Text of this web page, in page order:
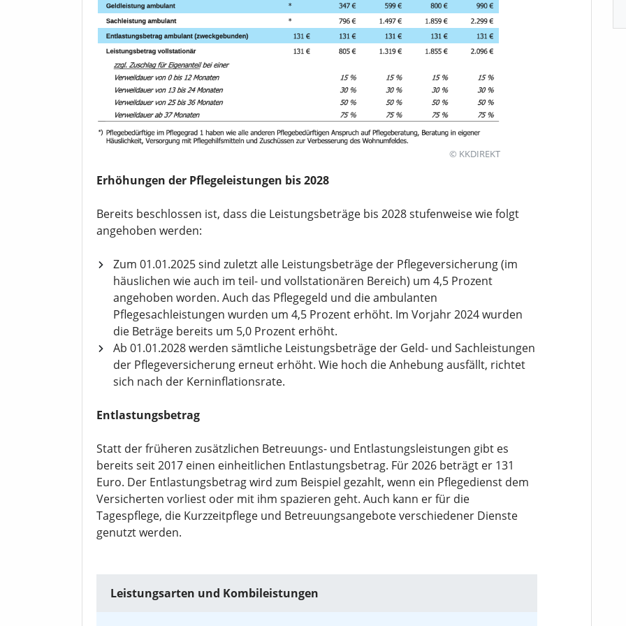
© KKDIREKT
Erhöhungen der Pflegeleistungen bis 2028
Bereits beschlossen ist, dass die Leistungsbeträge bis 2028 stufenweise wie folgt
angehoben werden:
Zum 01.01.2025 sind zuletzt alle Leistungsbeträge der Pflegeversicherung (im
häuslichen wie auch im teil- und vollstationären Bereich) um 4,5 Prozent
angehoben worden. Auch das Pflegegeld und die ambulanten
Pflegesachleistungen wurden um 4,5 Prozent erhöht. Im Vorjahr 2024 wurden
die Beträge bereits um 5,0 Prozent erhöht.
Ab 01.01.2028 werden sämtliche Leistungsbeträge der Geld- und Sachleistungen
der Pflegeversicherung erneut erhöht. Wie hoch die Anhebung ausfällt, richtet
sich nach der Kerninflationsrate.
Entlastungsbetrag
Statt der früheren zusätzlichen Betreuungs- und Entlastungsleistungen gibt es
bereits seit 2017 einen einheitlichen Entlastungsbetrag. Für 2026 beträgt er 131
Euro. Der Entlastungsbetrag wird zum Beispiel gezahlt, wenn ein Pflegedienst dem
Versicherten vorliest oder mit ihm spazieren geht. Auch kann er für die
Tagespflege, die Kurzzeitpflege und Betreuungsangebote verschiedener Dienste
genutzt werden.
Leistungsarten und Kombileistungen